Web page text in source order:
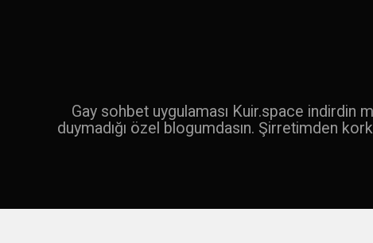
Gay sohbet uygulaması Kuir.space indirdin
duymadığı özel blogumdasın. Şirretimden